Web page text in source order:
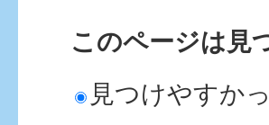
このページは見
見つけやすか